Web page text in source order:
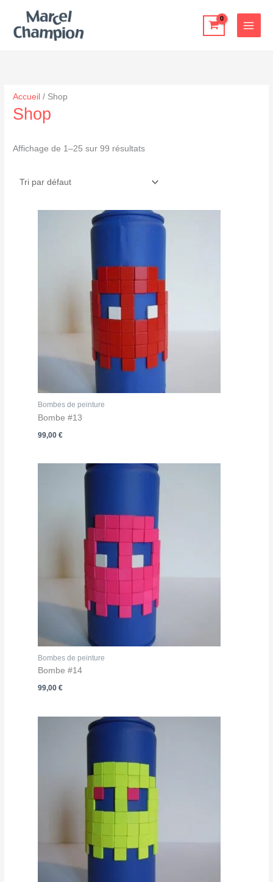
contenu
Accueil / Shop
Shop
Affichage de 1–25 sur 99 résultats
Bombes de peinture
Bombe #13
99,00€
Bombes de peinture
Bombe #14
99,00€